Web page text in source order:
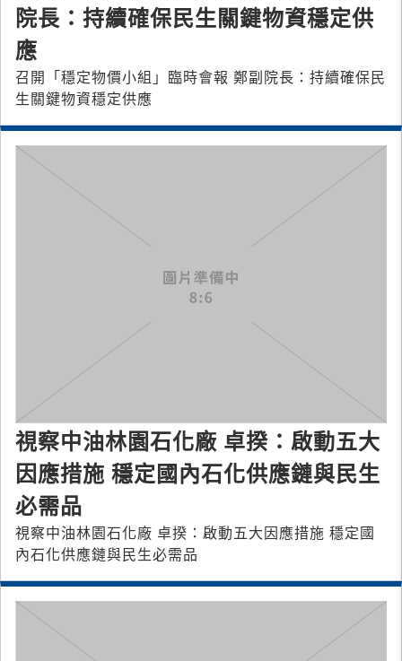
院長：持續確保民生關鍵物資穩定供
應
召開「穩定物價小組」臨時會報 鄭副院長：持續確保民
生關鍵物資穩定供應
視察中油林園石化廠 卓揆：啟動五大
因應措施 穩定國內石化供應鏈與民生
必需品
視察中油林園石化廠 卓揆：啟動五大因應措施 穩定國
內石化供應鏈與民生必需品